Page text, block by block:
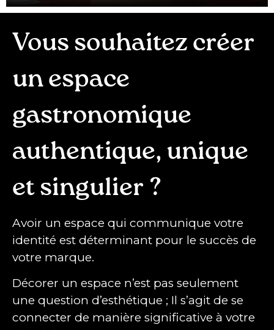
Vous souhaitez créer
un espace
gastronomique
authentique, unique
et singulier ?
Avoir un espace qui communique votre
identité est déterminant pour le succès de
votre marque.
Décorer un espace n’est pas seulement
une question d’esthétique ; Il s’agit de se
connecter de manière significative à votre